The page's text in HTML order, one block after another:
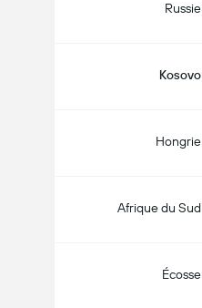
Russie
Kosovo
Hongrie
Afrique du Sud
Écosse